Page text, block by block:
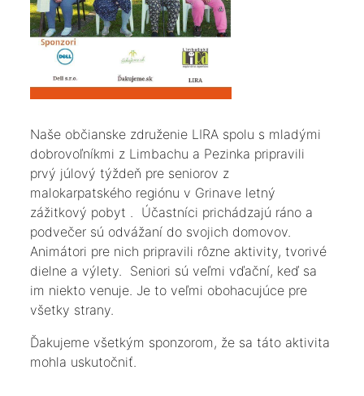
Naše občianske združenie LIRA spolu s mladými
dobrovoľníkmi z Limbachu a Pezinka pripravili
prvý júlový týždeň pre seniorov z
malokarpatského regiónu v Grinave letný
zážitkový pobyt . Účastníci prichádzajú ráno a
podvečer sú odvážaní do svojich domovov.
Animátori pre nich pripravili rôzne aktivity, tvorivé
dielne a výlety. Seniori sú veľmi vďační, keď sa
im niekto venuje. Je to veľmi obohacujúce pre
všetky strany.
Ďakujeme všetkým sponzorom, že sa táto aktivita
mohla uskutočniť.